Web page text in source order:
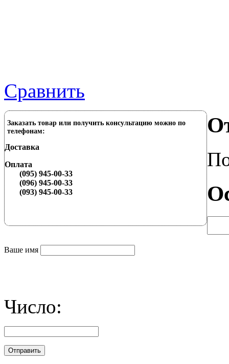
Сравнить
Заказать товар или получить консультацию можно по
телефонам:
Доставка
Оплата
(095) 945-00-33
(096) 945-00-33
(093) 945-00-33
Ваше имя
Число: